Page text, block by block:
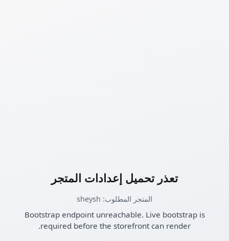
تعذر تحميل إعدادات المتجر
المتجر المطلوب: sheysh
Bootstrap endpoint unreachable. Live bootstrap is
required before the storefront can render.